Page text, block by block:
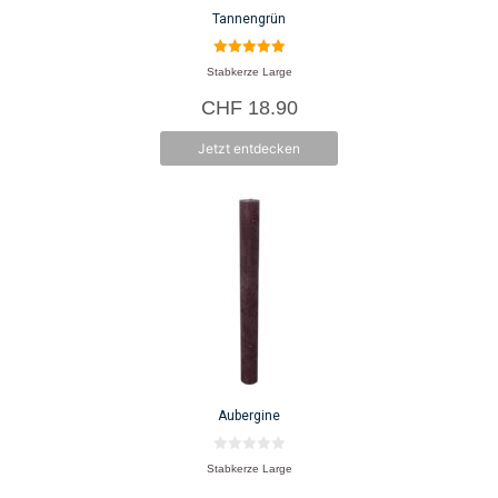
Tannengrün
von 5
Stabkerze Large
CHF18.90
Jetzt entdecken
Aubergine
0
v
Stabkerze Large